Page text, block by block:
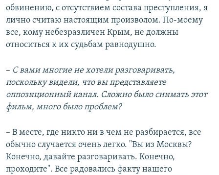
обвинению, с отсутствием состава преступления, я
лично считаю настоящим произволом. По-моему
все, кому небезразличен Крым, не должны
относиться к их судьбам равнодушно.
–​ С вами многие не хотели разговаривать,
поскольку видели, что вы представляете
оппозиционный канал. Сложно было снимать этот
фильм, много было проблем?
– В месте, где никто ни в чем не разбирается, все
обычно случается очень легко. "Вы из Москвы?
Конечно, давайте разговаривать. Конечно,
проходите". Все радовались факту нашего